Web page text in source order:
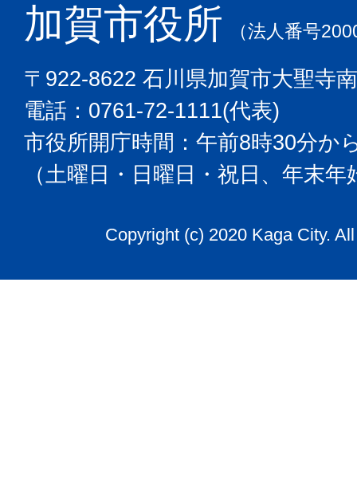
加賀市役所 （法人番号
〒922-8622 石川県加賀市大聖寺
電話：0761-72-1111(代表)
市役所開庁時間：午前8時30分か
（土曜日・日曜日・祝日、年末
Copyright (c) 2020 Kaga City.